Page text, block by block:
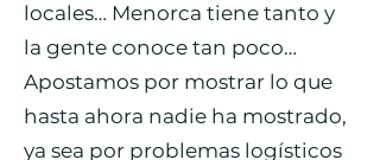
locales… Menorca tiene tanto y
la gente conoce tan poco…
Apostamos por mostrar lo que
hasta ahora nadie ha mostrado,
ya sea por problemas logísticos